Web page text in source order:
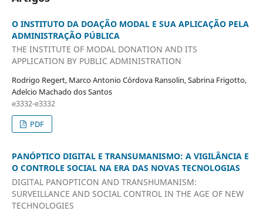
O INSTITUTO DA DOAÇÃO MODAL E SUA APLICAÇÃO PELA
ADMINISTRAÇÃO PÚBLICA
THE INSTITUTE OF MODAL DONATION AND ITS
APPLICATION BY PUBLIC ADMINISTRATION
Rodrigo Regert, Marco Antonio Córdova Ransolin, Sabrina Frigotto,
Adelcio Machado dos Santos
e3332-e3332
PDF
PANÓPTICO DIGITAL E TRANSUMANISMO: A VIGILÂNCIA E
O CONTROLE SOCIAL NA ERA DAS NOVAS TECNOLOGIAS
DIGITAL PANOPTICON AND TRANSHUMANISM:
SURVEILLANCE AND SOCIAL CONTROL IN THE AGE OF NEW
TECHNOLOGIES